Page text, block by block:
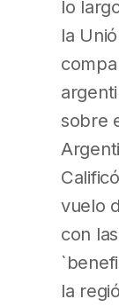
lo
la
sobre
vuelo
con
la